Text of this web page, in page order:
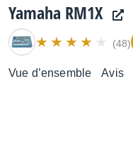
Yamaha RM1X
(48)
Vue d’ensemble Avis